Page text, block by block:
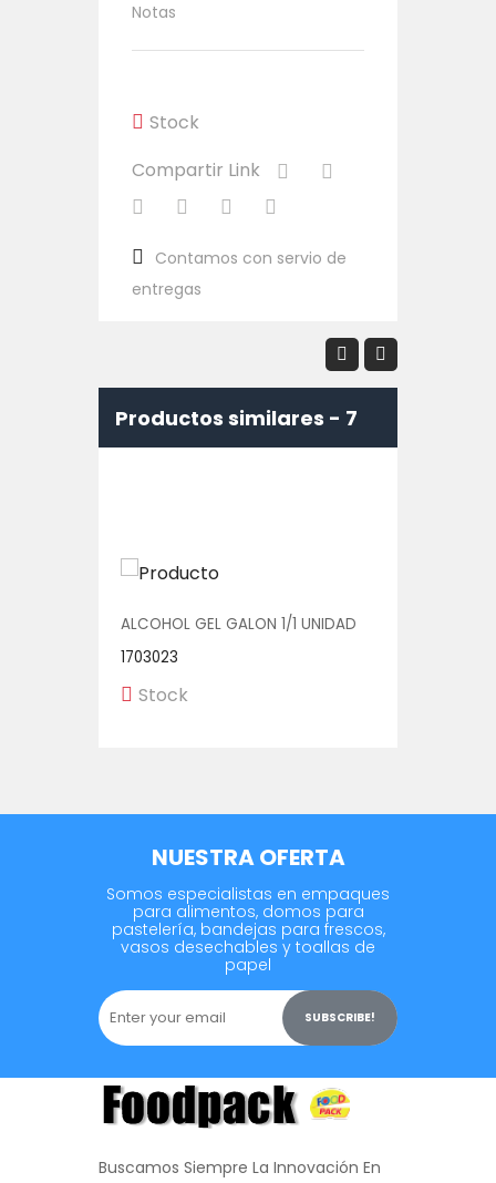
Notas
Stock
Compartir Link
Contamos con servio de
entregas
Productos similares - 7
ALCOHOL GEL GALON 1/1 UNIDAD
1703023
Stock
NUESTRA OFERTA
Somos especialistas en empaques
para alimentos, domos para
pastelería, bandejas para frescos,
vasos desechables y toallas de
papel
SUBSCRIBE!
Buscamos Siempre La Innovación En